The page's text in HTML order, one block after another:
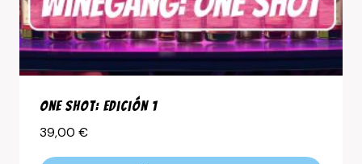
One shot: Edición 1
39,00 €